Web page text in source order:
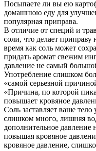
Посыпаете ли вы ею
домашнюю еду для
популярная приправа.
В отличие от специй и
соли, что делает
время как соль может
придать аромат свежим
давление не самый
Употребление слишком
«самой серьезной
«Причина, по которой
повышает кровяное
Соль заставляет ваше
слишком много, лишняя
дополнительное давление
повышая кровяное
кровяное давление,